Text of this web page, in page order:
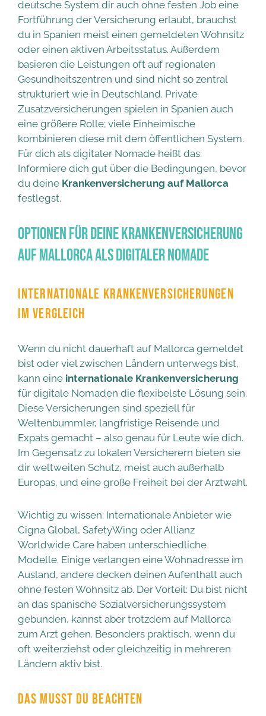
deutsche System dir auch ohne festen Job eine
Fortführung der Versicherung erlaubt, brauchst
du in Spanien meist einen gemeldeten Wohnsitz
oder einen aktiven Arbeitsstatus. Außerdem
basieren die Leistungen oft auf regionalen
Gesundheitszentren und sind nicht so zentral
strukturiert wie in Deutschland. Private
Zusatzversicherungen spielen in Spanien auch
eine größere Rolle; viele Einheimische
kombinieren diese mit dem öffentlichen System.
Für dich als digitaler Nomade heißt das:
Informiere dich gut über die Bedingungen, bevor
du deine Krankenversicherung auf Mallorca
festlegst.
Optionen für deine Krankenversicherung
auf Mallorca als digitaler Nomade
INTERNATIONALE KRANKENVERSICHERUNGEN
IM VERGLEICH
Wenn du nicht dauerhaft auf Mallorca gemeldet
bist oder viel zwischen Ländern unterwegs bist,
kann eine internationale Krankenversicherung
für digitale Nomaden die flexibelste Lösung sein.
Diese Versicherungen sind speziell für
Weltenbummler, langfristige Reisende und
Expats gemacht – also genau für Leute wie dich.
Im Gegensatz zu lokalen Versicherern bieten sie
dir weltweiten Schutz, meist auch außerhalb
Europas, und eine große Freiheit bei der Arztwahl.
Wichtig zu wissen: Internationale Anbieter wie
Cigna Global, SafetyWing oder Allianz
Worldwide Care haben unterschiedliche
Modelle. Einige verlangen eine Wohnadresse im
Ausland, andere decken deinen Aufenthalt auch
ohne festen Wohnsitz ab. Der Vorteil: Du bist nicht
an das spanische Sozialversicherungssystem
gebunden, kannst aber trotzdem auf Mallorca
zum Arzt gehen. Besonders praktisch, wenn du
oft weiterziehst oder gleichzeitig in mehreren
Ländern aktiv bist.
DAS MUSST DU BEACHTEN